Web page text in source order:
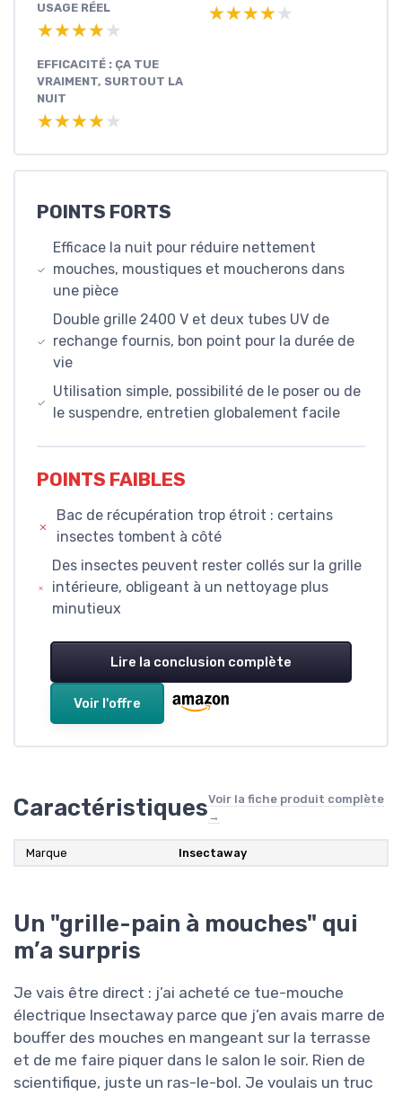
USAGE RÉEL
★★★★★
★★★★★
★★★★★
★★★★★
EFFICACITÉ : ÇA TUE
VRAIMENT, SURTOUT LA
NUIT
★★★★★
★★★★★
POINTS FORTS
Efficace la nuit pour réduire nettement
mouches, moustiques et moucherons dans
une pièce
Double grille 2400 V et deux tubes UV de
rechange fournis, bon point pour la durée de
vie
Utilisation simple, possibilité de le poser ou de
le suspendre, entretien globalement facile
POINTS FAIBLES
Bac de récupération trop étroit : certains
insectes tombent à côté
Des insectes peuvent rester collés sur la grille
intérieure, obligeant à un nettoyage plus
minutieux
Lire la conclusion complète
Voir l'offre
CaractéristiquesVoir la fiche produit complète
→
Marque Insectaway
Un "grille-pain à mouches" qui
m’a surpris
Je vais être direct : j’ai acheté ce tue-mouche
électrique Insectaway parce que j’en avais marre de
bouffer des mouches en mangeant sur la terrasse
et de me faire piquer dans le salon le soir. Rien de
scientifique, juste un ras-le-bol. Je voulais un truc